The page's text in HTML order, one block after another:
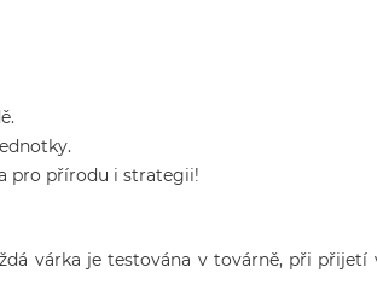
pro přírodu i strategii!
várka je testována v továrně, při